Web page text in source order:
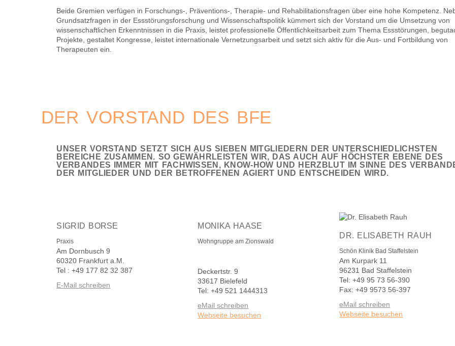
Beide Gremien verfügen in Forschungs-, Präventions-, Therapie- und Rehabilitationsfragen über eine hohe Kompetenz.
Grundsatzfragen in der Essstörungsforschung und Wissenschaftspolitik kümmert sich der Vorstand um die Umsetzung von
wissenschaftlichen Erkenntnissen in die Praxis, leistet professionelle Öffentlichkeitsarbeit zum Thema Essstörungen,
Projekte, gestaltet Kongresse, leistet internationale Vernetzungsarbeit und setzt sich aktiv für die Aus- und Fortbildung von
Therapeuten ein.
DER VORSTAND DES BFE
UNSER VORSTAND SETZT SICH AUS SIEBEN MITGLIEDERN DER UNTERSCHIEDLICHSTEN
BEREICHE ZUSAMMEN. SO GEWÄHRLEISTEN WIR, DAS AUCH AUF HÖCHSTER EBENE DES
VERBANDES IMMER MIT FACHWISSEN, KNOW-HOW UND HERZBLUT IM SINNE DES
DER MITGLIEDER UND DER BETROFFENEN AGIERT UND ENTSCHEIDEN WIRD.
SIGRID BORSE
Praxis
Am Dornbusch 9
60320 Frankfurt a.M.
Tel : +49 177 82 32 387
E-Mail schreiben
MONIKA HAASE
Wohngruppe am Zionswald
Deckertstr. 9
33617 Bielefeld
Tel: +49 521 1444313
eMail schreiben
Webseite besuchen
DR. ELISABETH RAUH
Schön Klinik Bad Staffelstein
Am Kurpark 11
96231 Bad Staffelstein
Tel: +49 95 73 56-390
Fax: +49 9573 56-397
eMail schreiben
Webseite besuchen